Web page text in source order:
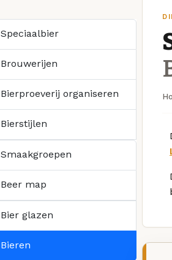
Speciaalbier
Brouwerijen
Bierproeverij organiseren
Bierstijlen
Smaakgroepen
Beer map
Bier glazen
Bieren